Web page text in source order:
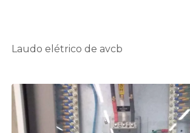
Laudo elétrico de avcb